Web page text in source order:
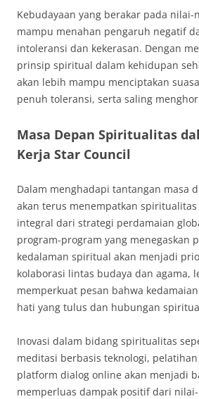
Kebudayaan yang berakar pada
mampu menahan pengaruh negatif
intoleransi dan kekerasan. Dengan
prinsip spiritual dalam kehidupan
akan lebih mampu menciptakan
penuh toleransi, serta saling
Masa Depan Spiritualitas
Kerja Star Council
Dalam menghadapi tantangan masa
akan terus menempatkan spiritualitas
integral dari strategi perdamaian
program-program yang menegaskan
kedalaman spiritual akan menjadi
kolaborasi lintas budaya dan agama,
memperkuat pesan bahwa
hati yang tulus dan hubungan
Inovasi dalam bidang spiritualitas
meditasi berbasis teknologi,
platform dialog online akan menjadi
memperluas dampak positif dari